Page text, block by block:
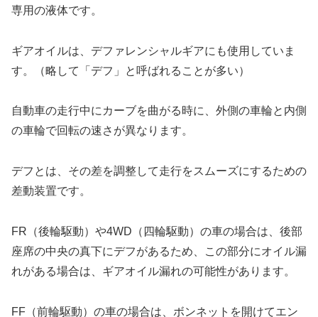
専用の液体です。
ギアオイルは、デファレンシャルギアにも使用していま
す。（略して「デフ」と呼ばれることが多い）
自動車の走行中にカーブを曲がる時に、外側の車輪と内側
の車輪で回転の速さが異なります。
デフとは、その差を調整して走行をスムーズにするための
差動装置です。
FR（後輪駆動）や4WD（四輪駆動）の車の場合は、後部
座席の中央の真下にデフがあるため、この部分にオイル漏
れがある場合は、ギアオイル漏れの可能性があります。
FF（前輪駆動）の車の場合は、ボンネットを開けてエン